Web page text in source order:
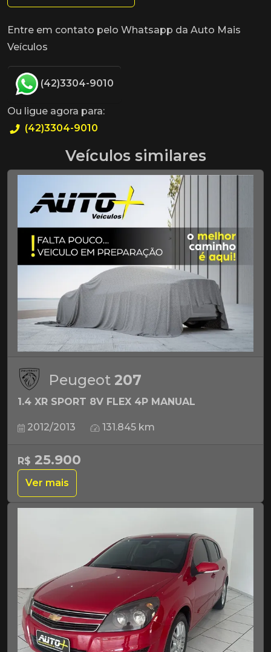
Entre em contato pelo Whatsapp da Auto Mais
Veículos
(42)3304-9010
Ou ligue agora para:
(42)3304-9010
Veículos similares
Peugeot 207
1.4 XR SPORT 8V FLEX 4P MANUAL
2012/2013 131.845 km
R$ 25.900
Ver mais